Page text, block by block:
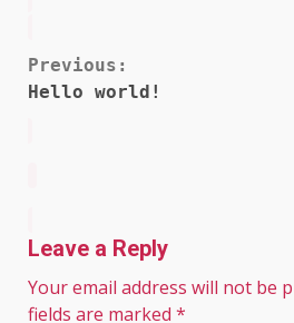
Continue
Previous:
Hello world!
Leave a Reply
Your email address will not be
fields are marked *